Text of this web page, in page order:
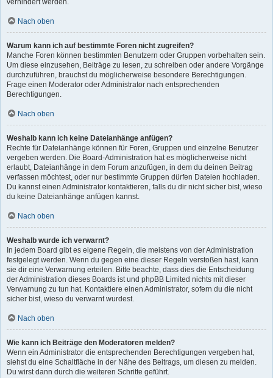
verhindert werden.
Nach oben
Warum kann ich auf bestimmte Foren nicht zugreifen?
Manche Foren können bestimmten Benutzern oder Gruppen vorbehalten sein.
Um diese einzusehen, Beiträge zu lesen, zu schreiben oder andere Vorgänge
durchzuführen, brauchst du möglicherweise besondere Berechtigungen.
Frage einen Moderator oder Administrator nach entsprechenden
Berechtigungen.
Nach oben
Weshalb kann ich keine Dateianhänge anfügen?
Rechte für Dateianhänge können für Foren, Gruppen und einzelne Benutzer
vergeben werden. Die Board-Administration hat es möglicherweise nicht
erlaubt, Dateianhänge in dem Forum anzufügen, in dem du deinen Beitrag
verfassen möchtest, oder nur bestimmte Gruppen dürfen Dateien hochladen.
Du kannst einen Administrator kontaktieren, falls du dir nicht sicher bist, wieso
du keine Dateianhänge anfügen kannst.
Nach oben
Weshalb wurde ich verwarnt?
In jedem Board gibt es eigene Regeln, die meistens von der Administration
festgelegt werden. Wenn du gegen eine dieser Regeln verstoßen hast, kann
sie dir eine Verwarnung erteilen. Bitte beachte, dass dies die Entscheidung
der Administration dieses Boards ist und phpBB Limited nichts mit dieser
Verwarnung zu tun hat. Kontaktiere einen Administrator, sofern du die nicht
sicher bist, wieso du verwarnt wurdest.
Nach oben
Wie kann ich Beiträge den Moderatoren melden?
Wenn ein Administrator die entsprechenden Berechtigungen vergeben hat,
siehst du eine Schaltfläche in der Nähe des Beitrags, um diesen zu melden.
Du wirst dann durch die weiteren Schritte geführt.